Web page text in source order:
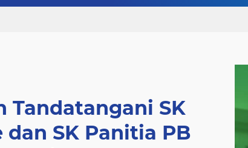
Tandatangani SK
SK Panitia PB